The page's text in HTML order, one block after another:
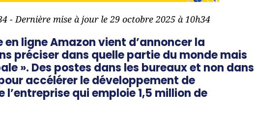
- Dernière mise à jour le 29 octobre 2025 à 10h34
ligne Amazon vient d’annoncer la
préciser dans quelle partie du monde mais
». Des postes dans les bureaux et non dans
accélérer le développement de
qui emploie 1,5 million de